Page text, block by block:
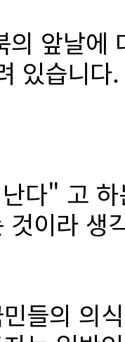
의 앞날에
있습니다.
다" 고 하
것이라 생
들의 의